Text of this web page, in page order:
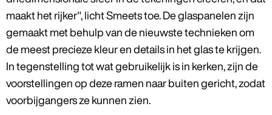
maakt het rijker", licht Smeets toe. De glaspanelen zijn
gemaakt met behulp van de nieuwste technieken om
de meest precieze kleur en details in het glas te krijgen.
In tegenstelling tot wat gebruikelijk is in kerken, zijn de
voorstellingen op deze ramen naar buiten gericht, zodat
voorbijgangers ze kunnen zien.